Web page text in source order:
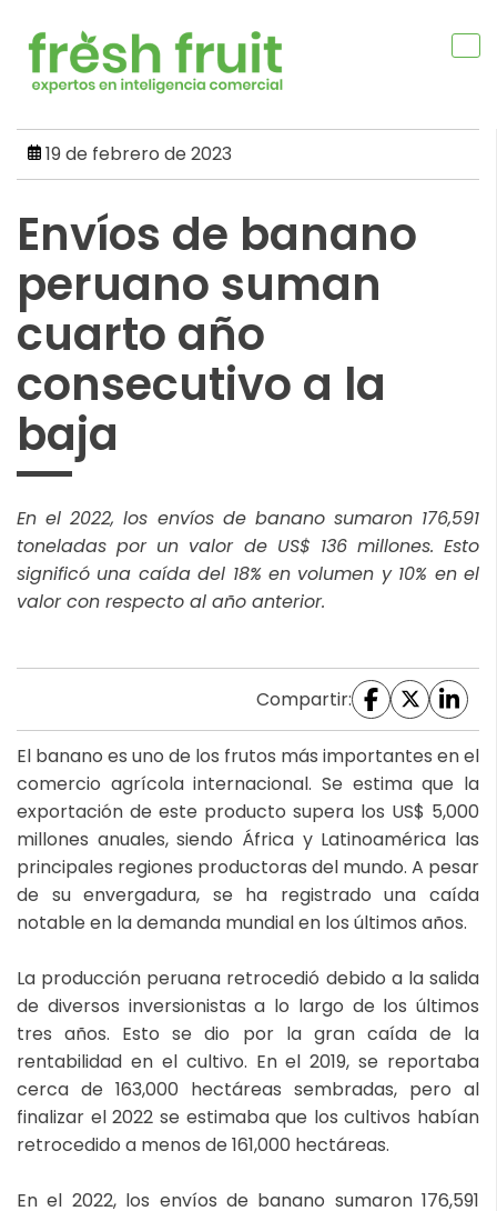
content
19 de febrero de 2023
Envíos de banano
peruano suman
cuarto año
consecutivo a la
baja
En el 2022, los envíos de banano sumaron 176,591
toneladas por un valor de US$ 136 millones. Esto
significó una caída del 18% en volumen y 10% en el
valor con respecto al año anterior.
Compartir:
El banano es uno de los frutos más importantes en el
comercio agrícola internacional. Se estima que la
exportación de este producto supera los US$ 5,000
millones anuales, siendo África y Latinoamérica las
principales regiones productoras del mundo. A pesar
de su envergadura, se ha registrado una caída
notable en la demanda mundial en los últimos años.
La producción peruana retrocedió debido a la salida
de diversos inversionistas a lo largo de los últimos
tres años. Esto se dio por la gran caída de la
rentabilidad en el cultivo. En el 2019, se reportaba
cerca de 163,000 hectáreas sembradas, pero al
finalizar el 2022 se estimaba que los cultivos habían
retrocedido a menos de 161,000 hectáreas.
En el 2022, los envíos de banano sumaron 176,591